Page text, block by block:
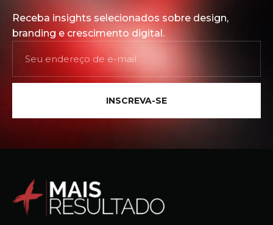
Receba insights selecionados sobre design,
branding e crescimento digital.
INSCREVA-SE